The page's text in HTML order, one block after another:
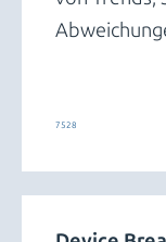
7528